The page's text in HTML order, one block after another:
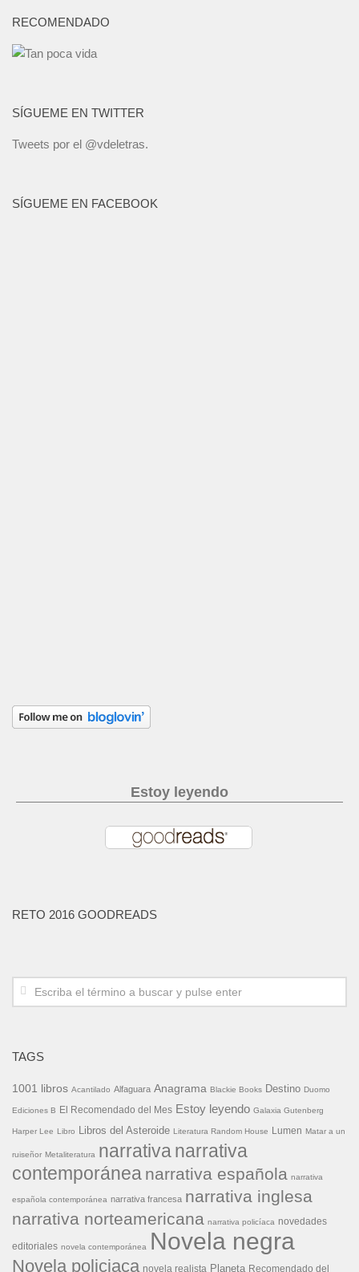
RECOMENDADO
SÍGUEME EN TWITTER
Tweets por el @vdeletras.
SÍGUEME EN FACEBOOK
Estoy leyendo
RETO 2016 GOODREADS
TAGS
1001 libros Acantilado Alfaguara Anagrama Blackie Books Destino Duomo
Ediciones B El Recomendado del Mes Estoy leyendo Galaxia Gutenberg
Harper Lee Libro Libros del Asteroide Literatura Random House Lumen Matar a un
ruiseñor Metaliteratura narrativa narrativa
contemporánea narrativa española narrativa
española contemporánea narrativa francesa narrativa inglesa
narrativa norteamericana narrativa policíaca novedades
editoriales novela contemporánea Novela negra
Novela policiaca novela realista Planeta Recomendado del